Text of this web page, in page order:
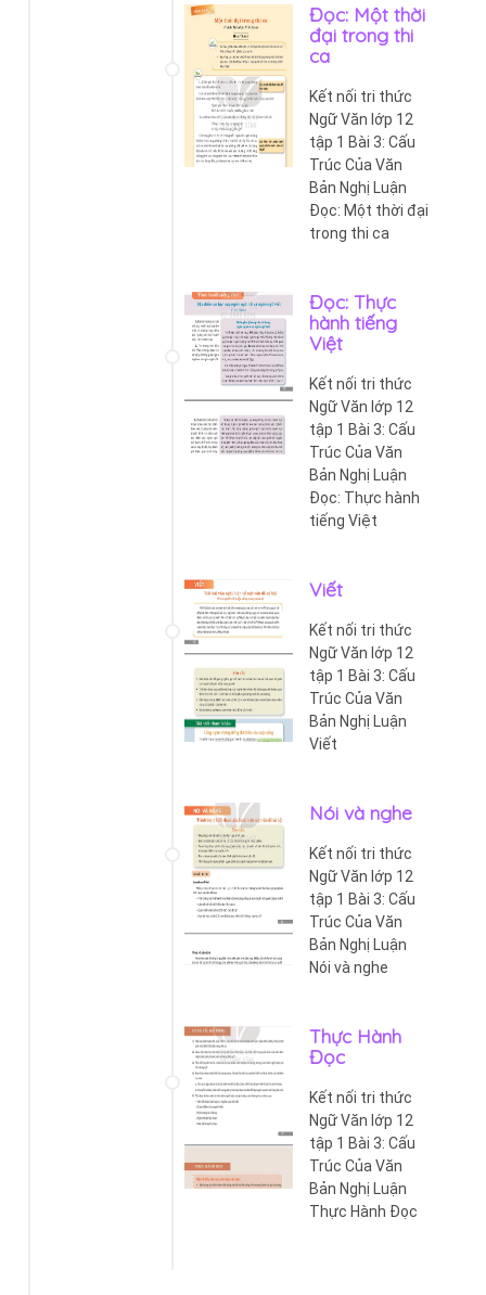
Đọc: Một thời
đại trong thi
ca
Kết nối tri thức
Ngữ Văn lớp 12
tập 1 Bài 3: Cấu
Trúc Của Văn
Bản Nghị Luận
Đọc: Một thời đại
trong thi ca
Đọc: Thực
hành tiếng
Việt
Kết nối tri thức
Ngữ Văn lớp 12
tập 1 Bài 3: Cấu
Trúc Của Văn
Bản Nghị Luận
Đọc: Thực hành
tiếng Việt
Viết
Kết nối tri thức
Ngữ Văn lớp 12
tập 1 Bài 3: Cấu
Trúc Của Văn
Bản Nghị Luận
Viết
Nói và nghe
Kết nối tri thức
Ngữ Văn lớp 12
tập 1 Bài 3: Cấu
Trúc Của Văn
Bản Nghị Luận
Nói và nghe
Thực Hành
Đọc
Kết nối tri thức
Ngữ Văn lớp 12
tập 1 Bài 3: Cấu
Trúc Của Văn
Bản Nghị Luận
Thực Hành Đọc